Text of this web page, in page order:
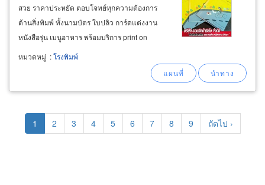
สวย ราคาประหยัด ตอบโจทย์ทุกความต้องการ
ด้านสิ่งพิมพ์ ทั้งนามบัตร ใบปลิว การ์ดแต่งงาน
หนังสือรุ่น เมนูอาหาร พร้อมบริการ print on
demand ไม่จำกัดจำนวน พิมพ์ได้แม้ 1 แผ่น โรง
พิมพ์ด่วน ไม่มีขั้นต่ำ รองรับงาน print on demand
หมวดหมู่ :โรงพิมพ์
Pagination
Current
page
1 Page
2 Page
3 Page
4 Page
5 Page
6 Page
7 Page
8 Page
9
Next
page
ถัดไป ›